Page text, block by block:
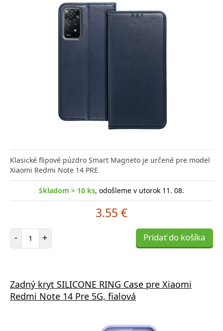
Klasické flipové púzdro Smart Magneto je určené pre model
Xiaomi Redmi Note 14 PRE
Skladom > 10 ks, odošleme v utorok 11. 08.
3.55 €
- Počet položiek
+ Pridať do košíka
Zadný kryt SILICONE RING Case pre Xiaomi
Redmi Note 14 Pre 5G, fialová